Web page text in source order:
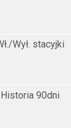
Wył. stacyjki
Historia 90dni